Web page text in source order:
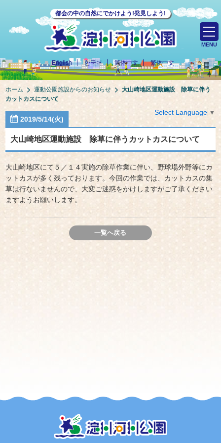
都会の中の自然にでかけよう!発見しよう!
English 한국어 简体中文 繁体中文
MENU
ホーム 運動公園施設からのお知らせ
大山崎地区運動施設 除草に伴う
カットカスについて
Select Language ▼
2019/5/14(火)
大山崎地区運動施設 除草に伴うカットカスについて
大山崎地区にて５／１４実施の除草作業に伴い、野球場外野等にカ
ットカスが多く残っております。今回の作業では、カットカスの集
草は行ないませんので、大変ご迷惑をかけしますがご了承ください
ますようお願いします。
一覧へ戻る